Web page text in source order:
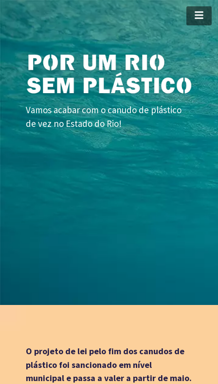
Vamos acabar com o canudo de plástico
de vez no Estado do Rio!
O projeto de lei pelo fim dos canudos de
plástico foi sancionado em nível
municipal e passa a valer a partir de maio.